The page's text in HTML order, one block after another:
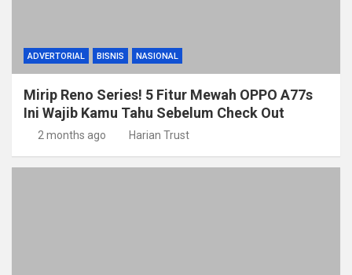
ADVERTORIAL BISNIS NASIONAL
Mirip Reno Series! 5 Fitur Mewah OPPO A77s
Ini Wajib Kamu Tahu Sebelum Check Out
2 months ago Harian Trust